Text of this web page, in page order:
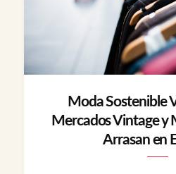
Moda Sostenible
Mercados Vintage y
Arrasan en